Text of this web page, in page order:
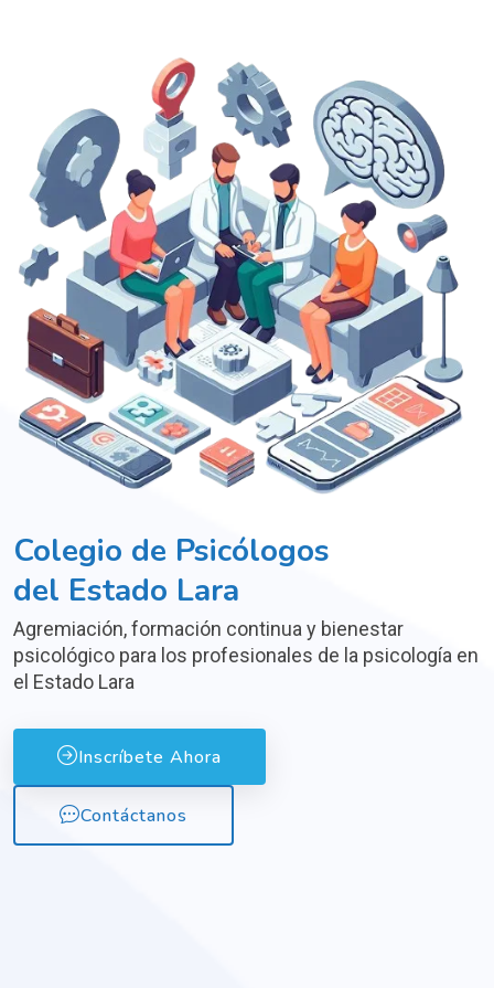
Colegio de Psicólogos
del Estado Lara
Agremiación, formación continua y bienestar
psicológico para los profesionales de la psicología en
el Estado Lara
Inscríbete Ahora
Contáctanos